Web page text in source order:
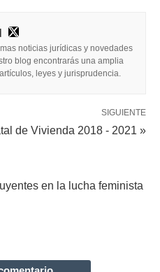
noticias jurídicas y novedades
blog encontrarás una amplia
leyes y jurisprudencia.
SIGUIENTE
de Vivienda 2018 - 2021 »
en la lucha feminista